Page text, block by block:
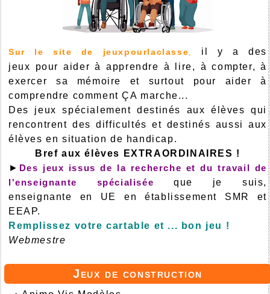
Sur le site de jeuxpourlaclasse
il y a des
jeux pour aider à apprendre à lire, à compter, à
exercer sa mémoire et surtout pour aider à
comprendre comment ÇA marche...
Des jeux spécialement destinés aux élèves qui
rencontrent des difficultés et destinés aussi aux
élèves en situation de handicap.
Bref aux élèves EXTRAORDINAIRES !
► Des jeux issus de la recherche et du travail de
l'enseignante spécialisée que je suis,
enseignante en UE en établissement SMR et
EEAP.
Remplissez votre cartable et ... bon jeu !
Webmestre
Jeux de construction